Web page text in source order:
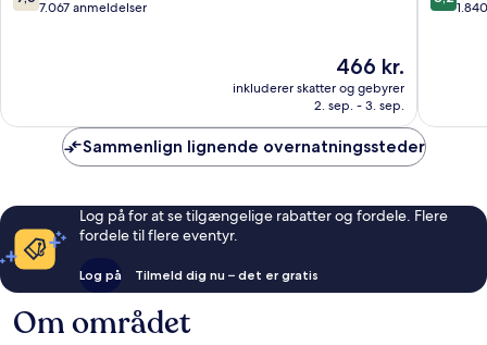
Airport
ud 7.067 anmeldelser
Prisen
466 kr.
466 kr.
inkluderer skatter og gebyrer
2. sep. - 3. sep.
IHG
ud
Sammenlign lignende overnatningssteder
Log på for at se tilgængelige rabatter og fordele. Flere
fordele til flere eventyr.
Log på Tilmeld dig nu – det er gratis
Om området